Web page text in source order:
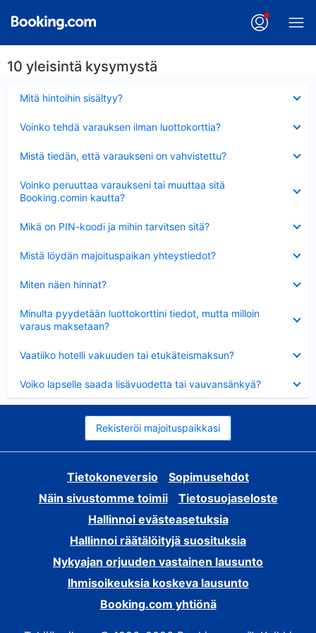
10 yleisintä kysymystä
Mitä hintoihin sisältyy?
Voinko tehdä varauksen ilman luottokorttia?
Mistä tiedän, että varaukseni on vahvistettu?
Voinko peruuttaa varaukseni tai muuttaa sitä
Booking.comin kautta?
Mikä on PIN-koodi ja mihin tarvitsen sitä?
Mistä löydän majoituspaikan yhteystiedot?
Miten näen hinnat?
Minulta pyydetään luottokorttini tiedot, mutta milloin
varaus maksetaan?
Vaatiiko hotelli vakuuden tai etukäteismaksun?
Voiko lapselle saada lisävuodetta tai vauvansänkyä?
Rekisteröi majoituspaikkasi
Tietokoneversio
Sopimusehdot
Näin sivustomme toimii
Tietosuojaseloste
Hallinnoi evästeasetuksia
Hallinnoi räätälöityjä suosituksia
Nykyajan orjuuden vastainen lausunto
Ihmisoikeuksia koskeva lausunto
Booking.com yhtiönä